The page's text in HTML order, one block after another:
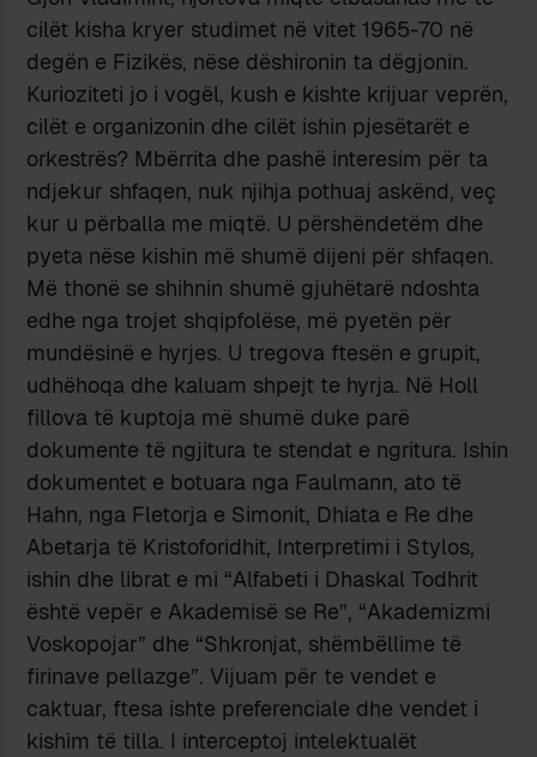
cilët kisha kryer studimet në vitet 1965-70 në
degën e Fizikës, nëse dëshironin ta dëgjonin.
Kurioziteti jo i vogël, kush e kishte krijuar veprën,
cilët e organizonin dhe cilët ishin pjesëtarët e
orkestrës? Mbërrita dhe pashë interesim për ta
ndjekur shfaqen, nuk njihja pothuaj askënd, veç
kur u përballa me miqtë. U përshëndetëm dhe
pyeta nëse kishin më shumë dijeni për shfaqen.
Më thonë se shihnin shumë gjuhëtarë ndoshta
edhe nga trojet shqipfolëse, më pyetën për
mundësinë e hyrjes. U tregova ftesën e grupit,
udhëhoqa dhe kaluam shpejt te hyrja. Në Holl
fillova të kuptoja më shumë duke parë
dokumente të ngjitura te stendat e ngritura. Ishin
dokumentet e botuara nga Faulmann, ato të
Hahn, nga Fletorja e Simonit, Dhiata e Re dhe
Abetarja të Kristoforidhit, Interpretimi i Stylos,
ishin dhe librat e mi “Alfabeti i Dhaskal Todhrit
është vepër e Akademisë se Re”, “Akademizmi
Voskopojar” dhe “Shkronjat, shëmbëllime të
firinave pellazge”. Vijuam për te vendet e
caktuar, ftesa ishte preferenciale dhe vendet i
kishim të tilla. I interceptoj intelektualët